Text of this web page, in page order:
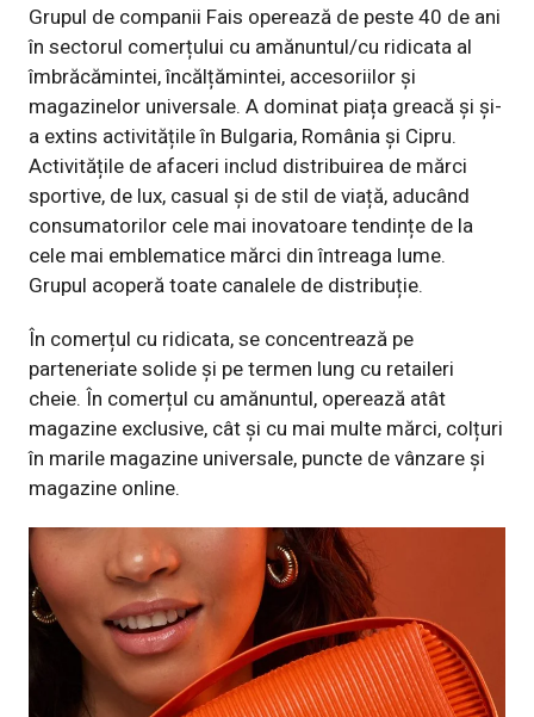
Grupul de companii Fais operează de peste 40 de ani
în sectorul comerțului cu amănuntul/cu ridicata al
îmbrăcămintei, încălțămintei, accesoriilor și
magazinelor universale. A dominat piața greacă și și-
a extins activitățile în Bulgaria, România și Cipru.
Activitățile de afaceri includ distribuirea de mărci
sportive, de lux, casual și de stil de viață, aducând
consumatorilor cele mai inovatoare tendințe de la
cele mai emblematice mărci din întreaga lume.
Grupul acoperă toate canalele de distribuție.
În comerțul cu ridicata, se concentrează pe
parteneriate solide și pe termen lung cu retaileri
cheie. În comerțul cu amănuntul, operează atât
magazine exclusive, cât și cu mai multe mărci, colțuri
în marile magazine universale, puncte de vânzare și
magazine online.